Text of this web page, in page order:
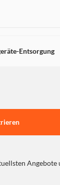
Entsorgung